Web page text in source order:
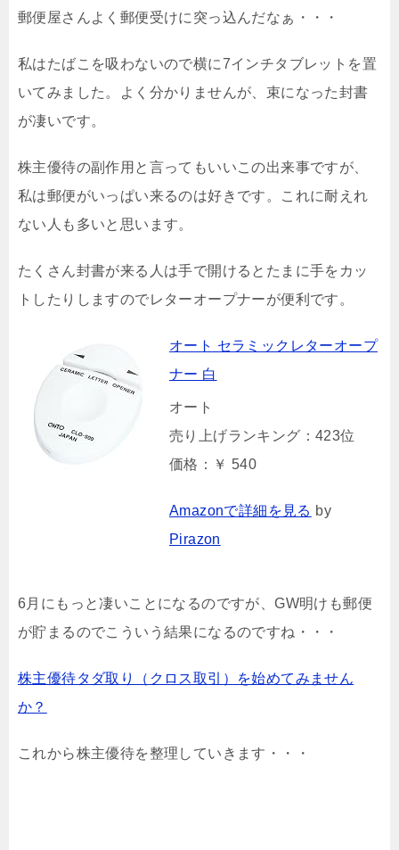
郵便屋さんよく郵便受けに突っ込んだなぁ・・・
私はたばこを吸わないので横に7インチタブレットを置
いてみました。よく分かりませんが、束になった封書
が凄いです。
株主優待の副作用と言ってもいいこの出来事ですが、
私は郵便がいっぱい来るのは好きです。これに耐えれ
ない人も多いと思います。
たくさん封書が来る人は手で開けるとたまに手をカッ
トしたりしますのでレターオープナーが便利です。
オート セラミックレターオープ
ナー 白
オート
売り上げランキング：423位
価格：￥ 540
Amazonで詳細を見る by
Pirazon
6月にもっと凄いことになるのですが、GW明けも郵便
が貯まるのでこういう結果になるのですね・・・
株主優待タダ取り（クロス取引）を始めてみません
か？
これから株主優待を整理していきます・・・